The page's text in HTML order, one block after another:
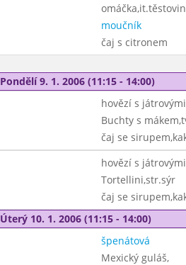
moučník
čaj s citronem
Pondělí 9. 1. 2006 (11:15 - 14:00)
hovězí s
Buchty s
čaj se
hovězí s
Tortellini,str.sýr
čaj se
Úterý 10. 1. 2006 (11:15 - 14:00)
špenátová
Mexický guláš,